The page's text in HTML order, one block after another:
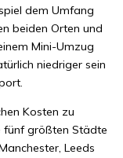
dem Umfang
beiden Orten und
Mini-Umzug
niedriger sein
Kosten zu
fünf größten Städte
Leeds